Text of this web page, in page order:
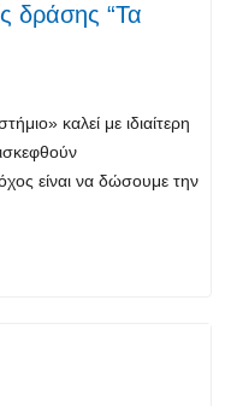
δράσης “Τα
καλεί με ιδιαίτερη
είναι να δώσουμε την